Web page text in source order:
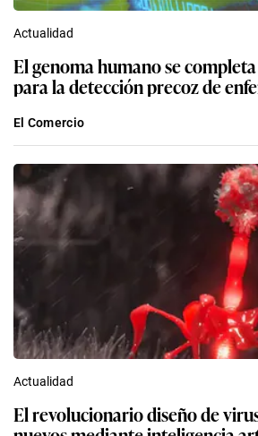
Actualidad
El genoma humano se
para la detección precoz de
El Comercio
Actualidad
El revolucionario diseño de